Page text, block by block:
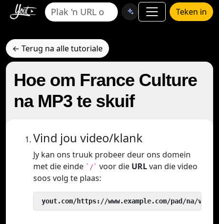
Teken in
← Terug na alle tutoriale
Hoe om France Culture
na MP3 te skuif
Vind jou video/klank
Jy kan ons truuk probeer deur ons domein
met die einde `/` voor die URLvan die video
soos volg te plaas:
yout.com/https://www.example.com/pad/na/video